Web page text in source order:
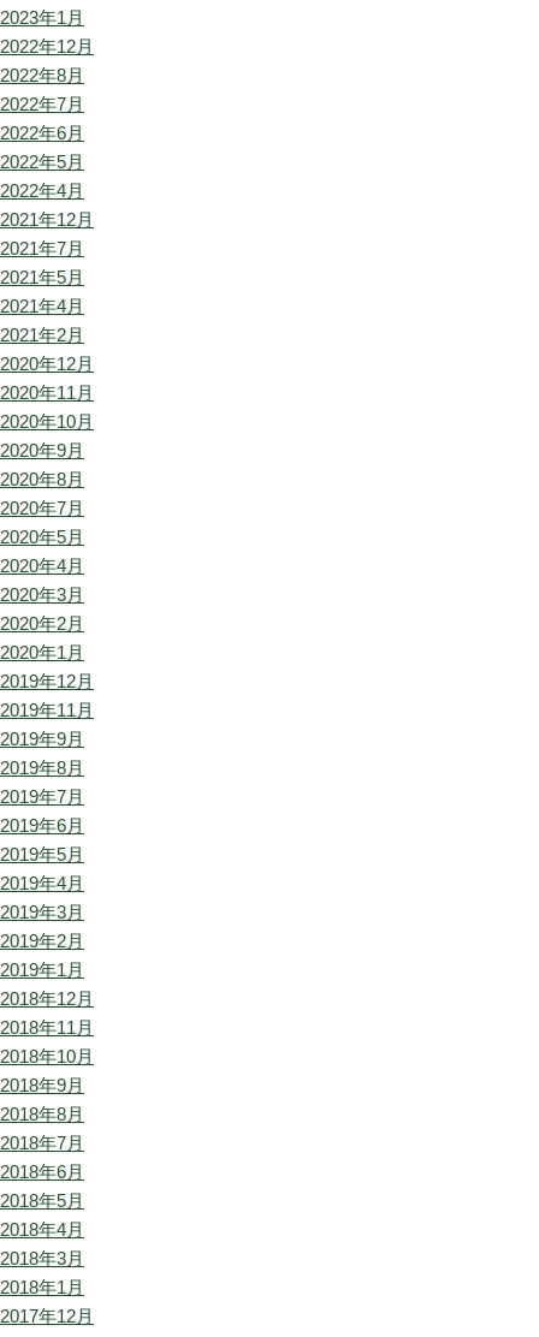
2023年1月
2022年12月
2022年8月
2022年7月
2022年6月
2022年5月
2022年4月
2021年12月
2021年7月
2021年5月
2021年4月
2021年2月
2020年12月
2020年11月
2020年10月
2020年9月
2020年8月
2020年7月
2020年5月
2020年4月
2020年3月
2020年2月
2020年1月
2019年12月
2019年11月
2019年9月
2019年8月
2019年7月
2019年6月
2019年5月
2019年4月
2019年3月
2019年2月
2019年1月
2018年12月
2018年11月
2018年10月
2018年9月
2018年8月
2018年7月
2018年6月
2018年5月
2018年4月
2018年3月
2018年1月
2017年12月